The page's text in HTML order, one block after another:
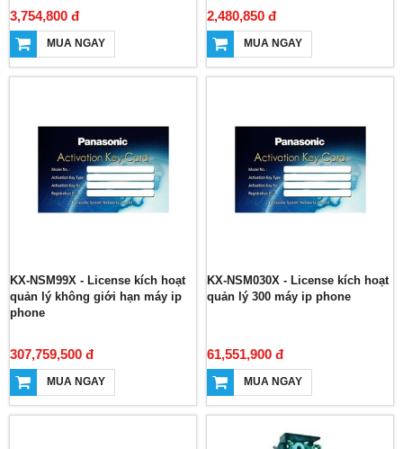
3,754,800 đ
MUA NGAY
2,480,850 đ
MUA NGAY
KX-NSM99X - License kích hoạt
quản lý không giới hạn máy ip
phone
307,759,500 đ
MUA NGAY
KX-NSM030X - License kích hoạt
quản lý 300 máy ip phone
61,551,900 đ
MUA NGAY